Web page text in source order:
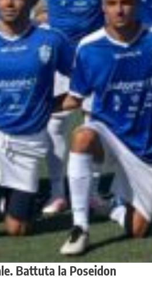
Battuta la Poseidon